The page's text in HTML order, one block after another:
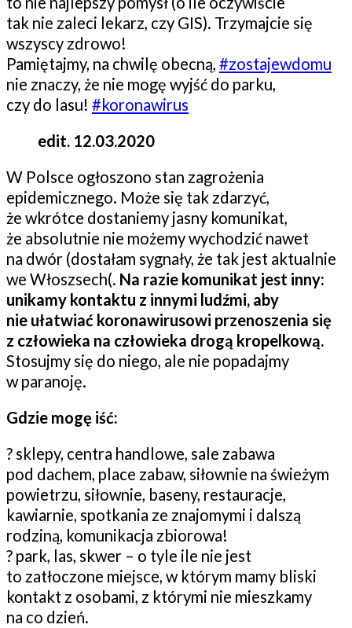
tak nie zaleci lekarz, czy GIS). Trzymajcie się
wszyscy zdrowo!
Pamiętajmy, na chwilę obecną, #zostajewdomu
nie znaczy, że nie mogę wyjść do parku,
czy do lasu! #koronawirus
edit. 12.03.2020
W Polsce ogłoszono stan zagrożenia
epidemicznego. Może się tak zdarzyć,
że wkrótce dostaniemy jasny komunikat,
że absolutnie nie możemy wychodzić nawet
na dwór (dostałam sygnały, że tak jest aktualnie
we Włoszsech(. Na razie komunikat jest inny:
unikamy kontaktu z innymi ludźmi, aby
nie ułatwiać koronawirusowi przenoszenia się
z człowieka na człowieka drogą kropelkową.
Stosujmy się do niego, ale nie popadajmy
w paranoję.
Gdzie mogę iść:
? sklepy, centra handlowe, sale zabawa
pod dachem, place zabaw, siłownie na świeżym
powietrzu, siłownie, baseny, restauracje,
kawiarnie, spotkania ze znajomymi i dalszą
rodziną, komunikacja zbiorowa!
? park, las, skwer – o tyle ile nie jest
to zatłoczone miejsce, w którym mamy bliski
kontakt z osobami, z którymi nie mieszkamy
na co dzień.